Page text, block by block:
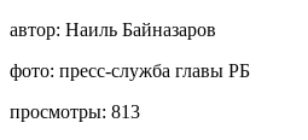
автор: Наиль Байназаров
фото: пресс-служба главы РБ
просмотры: 813